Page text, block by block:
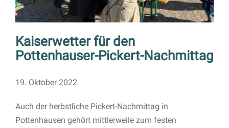
Kaiserwetter für den
Pottenhauser-Pickert-Nachmittag
19. Oktober 2022
Auch der herbstliche Pickert-Nachmittag in
Pottenhausen gehört mittlerweile zum festen